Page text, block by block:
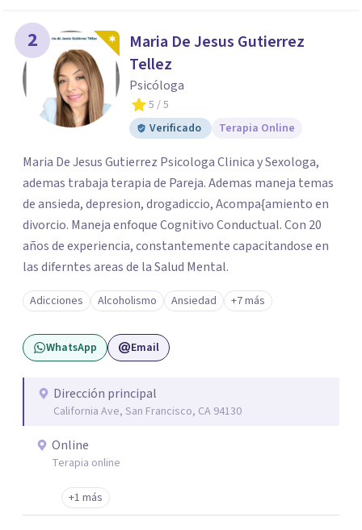
2
Maria De Jesus Gutierrez
Tellez
Psicóloga
5 / 5
Verificado
Terapia Online
Maria De Jesus Gutierrez Psicologa Clinica y Sexologa,
ademas trabaja terapia de Pareja. Ademas maneja temas
de ansieda, depresion, drogadiccio, Acompa{amiento en
divorcio. Maneja enfoque Cognitivo Conductual. Con 20
años de experiencia, constantemente capacitandose en
las diferntes areas de la Salud Mental.
Adicciones Alcoholismo Ansiedad +7 más
WhatsApp Email
Dirección principal
California Ave, San Francisco, CA 94130
Online
Terapia online
+1 más